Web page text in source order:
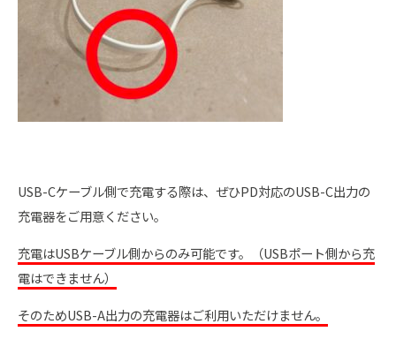
USB-Cケーブル側で充電する際は、ぜひPD対応のUSB-C出力の
充電器をご用意ください。
充電はUSBケーブル側からのみ可能です。（USBポート側から充
電はできません）
そのためUSB-A出力の充電器はご利用いただけません。